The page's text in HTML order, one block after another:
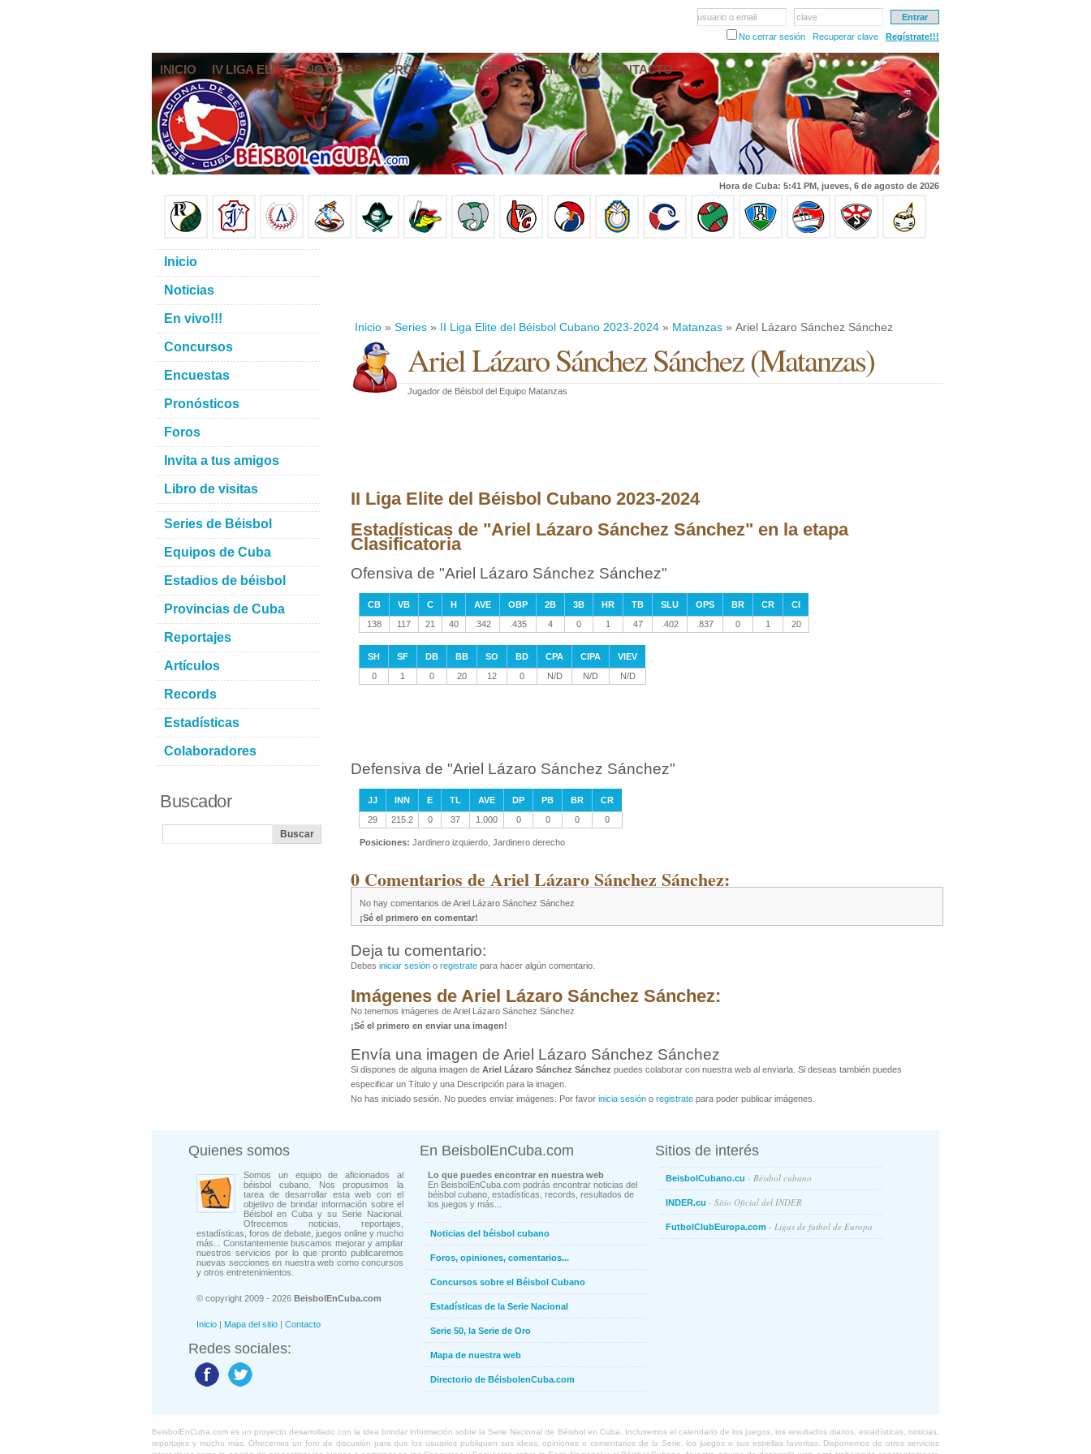
usuario o email
clave
No cerrar sesión
Recuperar clave Regístrate!!!
INICIO IV LIGA ELITE NOTICIAS FOROS PRONÓSTICOS EN VIVO CONTACTO
Hora de Cuba: 5:41 PM, jueves, 6 de agosto de 2026
Inicio » Series » II Liga Elite del Béisbol Cubano 2023-2024 » Matanzas » Ariel Lázaro Sánchez Sánchez
Ariel Lázaro Sánchez Sánchez(Matanzas)
Jugador de Béisbol del Equipo Matanzas
II Liga Elite del Béisbol Cubano 2023-2024
Estadísticas de "Ariel Lázaro Sánchez Sánchez" en la etapa
Clasificatoria
Ofensiva de "Ariel Lázaro Sánchez Sánchez"
CB VB C H AVE OBP 2B 3B HR TB SLU OPS BR CR
CI
138
117 21 40 .342 .435 4 0 1 47 .402 .837 0 1 20
SH SF DB BB SO BD CPA CIPA
VIEV
0
1 0 20 12 0 N/D N/D N/D
Defensiva de "Ariel Lázaro Sánchez Sánchez"
JJ INN E TL AVE DP PB BR
CR
29
215.2 0 37 1.000 0 0 0 0
Posiciones: Jardinero izquierdo, Jardinero derecho
0 Comentarios de Ariel Lázaro Sánchez Sánchez:
No hay comentarios de Ariel Lázaro Sánchez Sánchez
¡Sé el primero en comentar!
Deja tu comentario:
Debes iniciar sesión o registrate para hacer algún comentario.
Imágenes de Ariel Lázaro Sánchez Sánchez:
No tenemos imágenes de Ariel Lázaro Sánchez Sánchez
¡Sé el primero en enviar una imagen!
Envía una imagen de Ariel Lázaro Sánchez Sánchez
Si dispones de alguna imagen de Ariel Lázaro Sánchez Sánchez puedes colaborar con nuestra web al enviarla. Si deseas también puedes
especificar un Título y una Descripción para la imagen.
No has iniciado sesión. No puedes enviar imágenes. Por favor inicia sesión o registrate para poder publicar imágenes.
Inicio
Noticias
En vivo!!!
Concursos
Encuestas
Pronósticos
Foros
Invita a tus amigos
Libro de visitas
Series de Béisbol
Equipos de Cuba
Estadios de béisbol
Provincias de Cuba
Reportajes
Artículos
Records
Estadísticas
Colaboradores
Buscador
Quienes somos
Somos un equipo de aficionados al
béisbol cubano. Nos propusimos la
tarea de desarrollar esta web con el
objetivo de brindar información sobre el
Béisbol en Cuba y su Serie Nacional.
Ofrecemos noticias, reportajes,
estadísticas, foros de debate, juegos online y mucho
más... Constantemente buscamos mejorar y ampliar
nuestros servicios por lo que pronto publicaremos
nuevas secciones en nuestra web como concursos
y otros entretenimientos.
© copyright 2009 - 2026 BeisbolEnCuba.com
Inicio | Mapa del sitio | Contacto
Redes sociales:
En BeisbolEnCuba.com
Lo que puedes encontrar en nuestra web
En BeisbolEnCuba.com podrás encontrar noticias del
béisbol cubano, estadísticas, records, resultados de
los juegos y más...
Noticias del béisbol cubano
Foros, opiniones, comentarios...
Concursos sobre el Béisbol Cubano
Estadísticas de la Serie Nacional
Serie 50, la Serie de Oro
Mapa de nuestra web
Directorio de BéisbolenCuba.com
Sitios de interés
BeisbolCubano.cu - Béisbol cubano
INDER.cu - Sitio Oficial del INDER
FutbolClubEuropa.com - Ligas de futbol de Europa
BeisbolEnCuba.com es un proyecto desarrollado con la idea brindar información sobre la Serie Nacional de Béisbol en Cuba. Incluiremos el calendario de los juegos, los resultados diarios, estadísticas, noticias,
reportajes y mucho más. Ofrecemos un foro de discusión para que los usuarios publiquen sus ideas, opiniones o comentarios de la Serie, los juegos o sus estrellas favoritas. Disponemos de otros servicios